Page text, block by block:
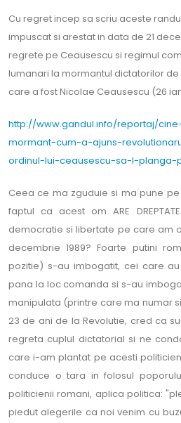
Cu regret incep sa scriu aceste
impuscat si arestat in data de 21
regrete pe Ceausescu si regimul
lumanari la mormantul dictatorilor
care a fost Nicolae Ceausescu (26
http://www.gandul.info/reportaj/
mormant-cum-a-ajuns-
ordinul-lui-ceausescu-sa-l-planga-
Ceea ce ma zguduie si ma pune
faptul ca acest om ARE
democratie si libertate pe care am
decembrie 1989? Foarte putini
pozitie) s-au imbogatit, cei care
pana la loc comanda si s-au
manipulata (printre care ma numar
23 de ani de la Revolutie, cred ca
regreta cuplul dictatorial si ne
care i-am plantat pe acesti
conduce o tara in folosul
politicienii romani, aplica politica:
piedut alegerile ca noi venim cu